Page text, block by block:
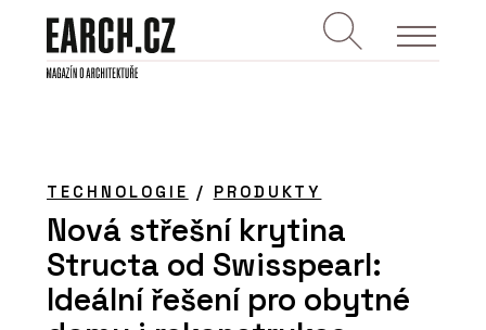
TECHNOLOGIE / PRODUKTY
Nová střešní krytina
Structa od Swisspearl:
Ideální řešení pro obytné